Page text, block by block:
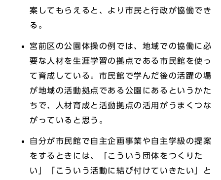
案してもらえると、より市民と行政が協働でき
る。
宮前区の公園体操の例では、地域での協働に必
要な人材を生涯学習の拠点である市民館を使っ
て育成している。市民館で学んだ後の活躍の場
が地域の活動拠点である公園にあるというかた
ちで、人材育成と活動拠点の活用がうまくつな
がっていると思う。
自分が市民館で自主企画事業や自主学級の提案
をするときには、「こういう団体をつくりた
い」「こういう活動に結び付けていきたい」と